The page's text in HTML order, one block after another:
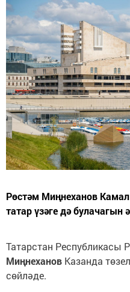
Рөстәм Миңнеханов
татар үзәге дә булачагын
Татарстан Республикасы
Миңнеханов Казанда
сөйләде.